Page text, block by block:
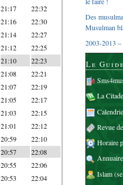
21:17 22:32
21:16 22:30
21:14 22:27
21:12 22:25
21:10 22:23
21:08 22:21
21:07 22:19
21:05 22:17
21:03 22:15
21:01 22:12
20:59 22:10
20:57 22:08
20:55 22:06
20:53 22:04
Des
Musulman
2003-2013 –
Le
La
Revue
Horaire
Islam